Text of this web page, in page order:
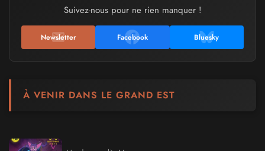
Suivez-nous pour ne rien manquer !
Newsletter Facebook Bluesky
À VENIR DANS LE GRAND EST